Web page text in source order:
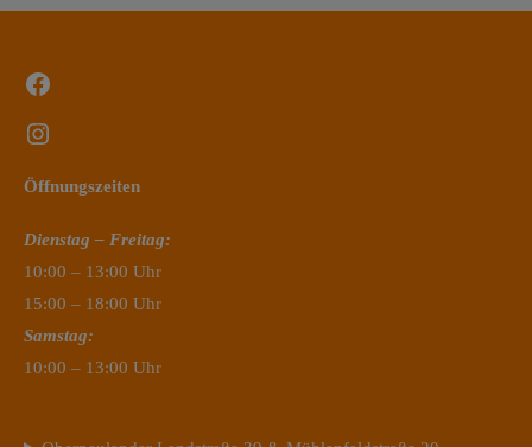
Facebook
Instagram
Öffnungszeiten
Dienstag – Freitag:
10:00 – 13:00 Uhr
15:00 – 18:00 Uhr
Samstag:
10:00 – 13:00 Uhr